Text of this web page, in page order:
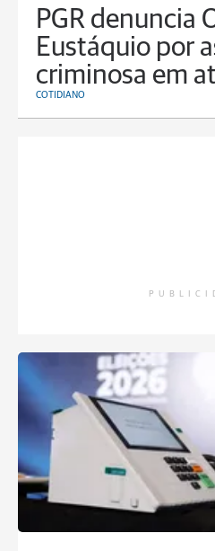
PGR denuncia
Eustáquio por
criminosa em
COTIDIANO